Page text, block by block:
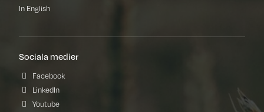
In English
Sociala medier
Facebook
LinkedIn
Youtube